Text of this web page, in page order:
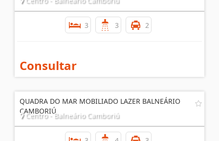
3 3 2
Consultar
QUADRA DO MAR MOBILIADO LAZER BALNEÁRIO
CAMBORIÚ
Centro - Balneário Camboriú